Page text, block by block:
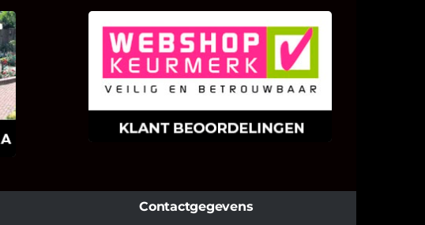
KLANT BEOORDELINGEN
We zijn er zeer op gesteld om te
weten wat u als klant van ons en
onze diensten vindt.
Contactgegevens